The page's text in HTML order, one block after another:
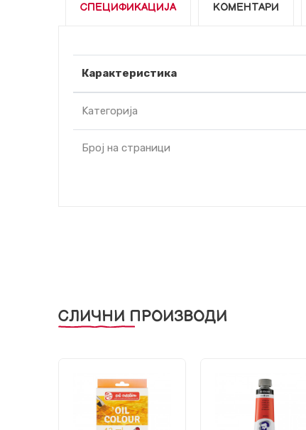
СПЕЦИФИКАЦИЈА КОМЕНТАРИ
Карактеристика
Kатегорија
Број на страници
СЛИЧНИ ПРОИЗВОДИ